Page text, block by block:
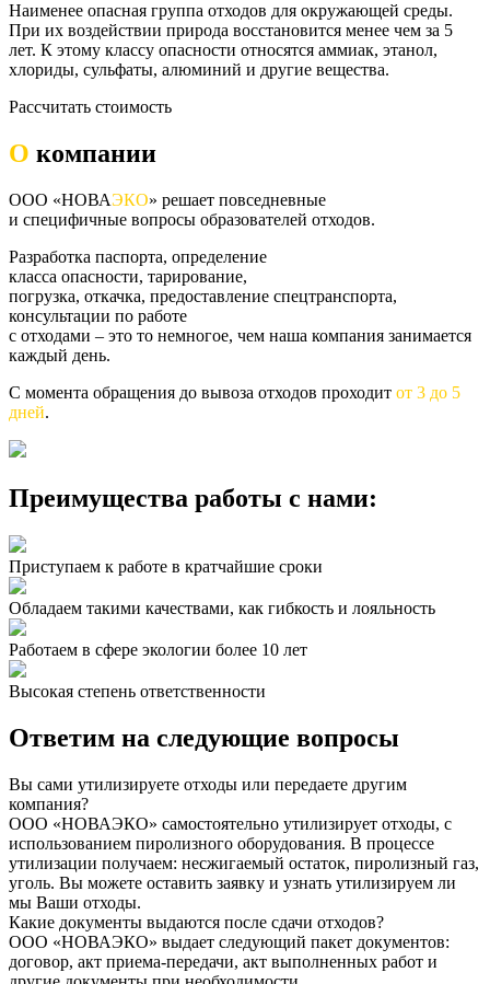
Наименее опасная группа отходов для окружающей среды.
При их воздействии природа восстановится менее чем за 5
лет. К этому классу опасности относятся аммиак, этанол,
хлориды, сульфаты, алюминий и другие вещества.
Рассчитать стоимость
О компании
ООО «НОВАЭКО» решает повседневные
и специфичные вопросы образователей отходов.
Разработка паспорта, определение
класса опасности, тарирование,
погрузка, откачка, предоставление спецтранспорта,
консультации по работе
с отходами – это то немногое, чем наша компания занимается
каждый день.
С момента обращения до вывоза отходов проходит от 3 до 5
дней.
Преимущества работы с нами:
Приступаем к работе в кратчайшие сроки
Обладаем такими качествами, как гибкость и лояльность
Работаем в сфере экологии более 10 лет
Высокая степень ответственности
Ответим на следующие вопросы
Вы сами утилизируете отходы или передаете другим
компания?
ООО «НОВАЭКО» самостоятельно утилизирует отходы, с
использованием пиролизного оборудования. В процессе
утилизации получаем: несжигаемый остаток, пиролизный газ,
уголь. Вы можете оставить заявку и узнать утилизируем ли
мы Ваши отходы.
Какие документы выдаются после сдачи отходов?
ООО «НОВАЭКО» выдает следующий пакет документов:
договор, акт приема-передачи, акт выполненных работ и